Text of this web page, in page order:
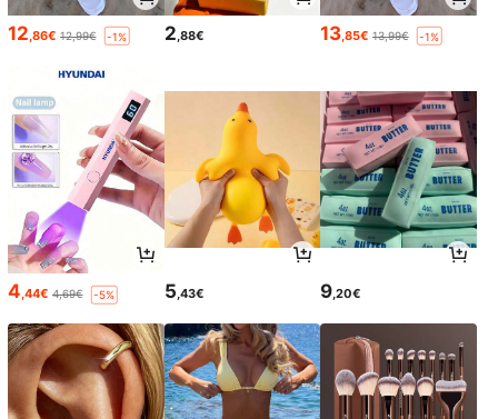
12 ,86€ 12,99€ -1% 2 ,88€ 13 ,85€ 13,99€ -1%
4,44€ 4,69€ -5% 5,43€ 9,20€